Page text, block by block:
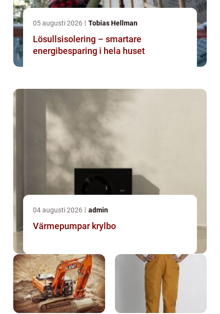
05 augusti 2026 Tobias Hellman
Lösullsisolering – smartare
energibesparing i hela huset
04 augusti 2026 admin
Värmepumpar krylbo